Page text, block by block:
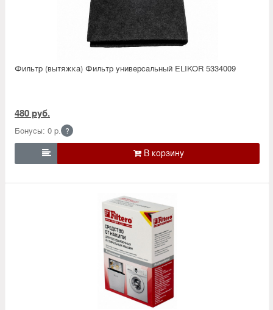
Фильтр (вытяжка) Фильтр универсальный ELIKOR 5334009
480 руб.
Бонусы: 0 р. ?
